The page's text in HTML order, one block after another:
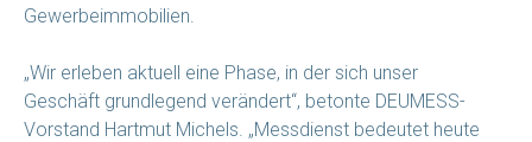
Gewerbeimmobilien.
„Wir erleben aktuell eine Phase, in der sich unser
Geschäft grundlegend verändert“, betonte DEUMESS-
Vorstand Hartmut Michels. „Messdienst bedeutet heute